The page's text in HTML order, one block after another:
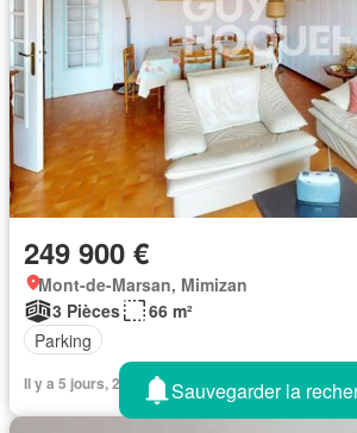
249 900 €
Mont-de-Marsan, Mimizan
3 Pièces
66 m²
Parking
Il y a 5 jours, 23 heures sur Leboncoin
Sauvegarder la